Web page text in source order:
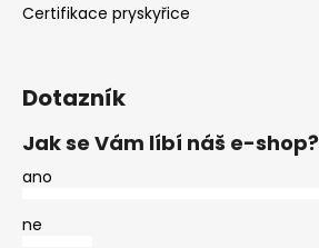
Certifikace pryskyřice
Dotazník
Jak se Vám líbí náš e-shop?
ano
ne